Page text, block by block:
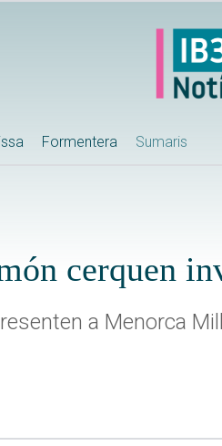
Formentera Sumaris
cerquen
a Menorca